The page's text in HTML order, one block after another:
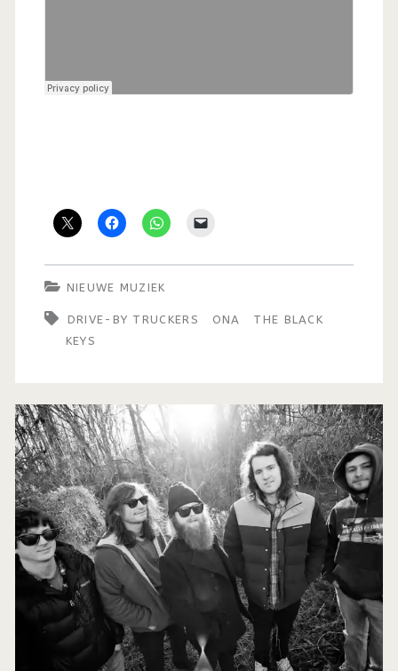
NIEUWE MUZIEK
DRIVE-BY TRUCKERS ONA
THE BLACK
KEYS